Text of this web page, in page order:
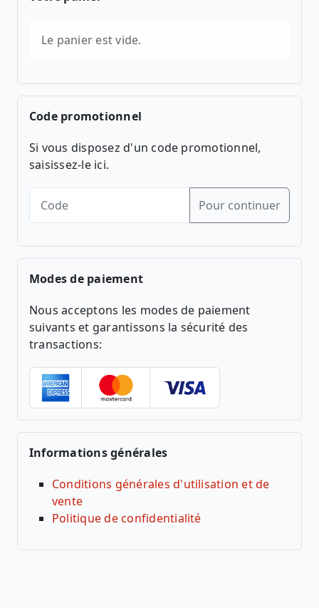
Le panier est vide.
Code promotionnel
Si vous disposez d'un code promotionnel,
saisissez-le ici.
Pour continuer
Modes de paiement
Nous acceptons les modes de paiement
suivants et garantissons la sécurité des
transactions:
Informations générales
Conditions générales d'utilisation et de
vente
Politique de confidentialité